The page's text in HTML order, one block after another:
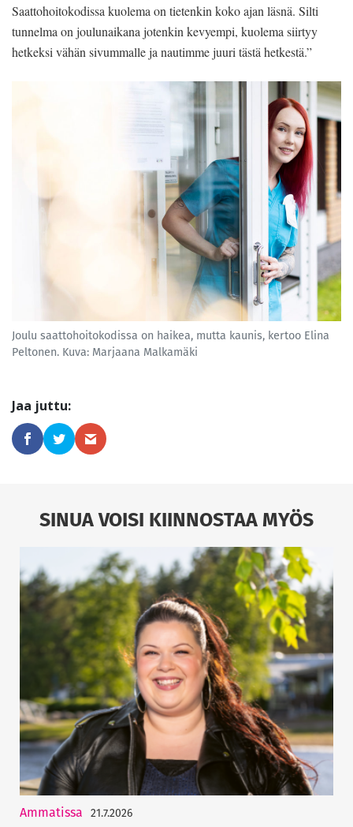
Saattohoitokodissa kuolema on tietenkin koko ajan läsnä. Silti
tunnelma on joulunaikana jotenkin kevyempi, kuolema siirtyy
hetkeksi vähän sivummalle ja nautimme juuri tästä hetkestä.”
Joulu saattohoitokodissa on haikea, mutta kaunis, kertoo Elina
Peltonen. Kuva: Marjaana Malkamäki
SINUA VOISI KIINNOSTAA MYÖS
Ammatissa 21.7.2026